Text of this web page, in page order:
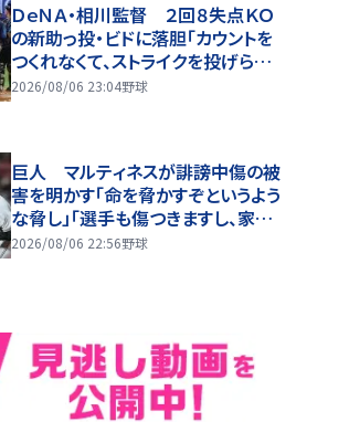
ＤｅＮＡ・相川監督 ２回８失点ＫＯ
の新助っ投・ビドに落胆「カウントを
つくれなくて、ストライクを投げられ
ない」２軍再調整を明言
2026/08/06 23:04野球
巨人 マルティネスが誹謗中傷の被
害を明かす「命を脅かすぞというよう
な脅し」「選手も傷つきますし、家族
は全く関係ない存在なので」
2026/08/06 22:56野球